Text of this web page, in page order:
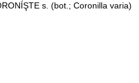
s. (bot.; Coronilla varia)